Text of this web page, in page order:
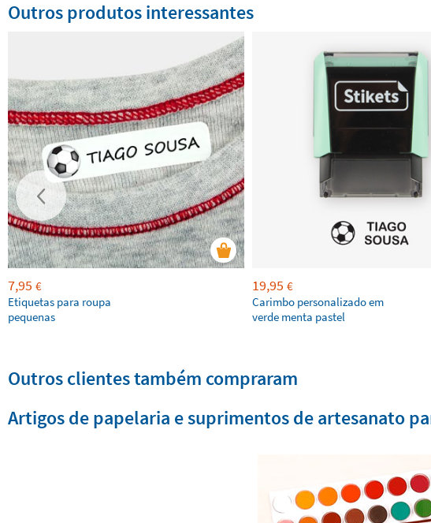
Outros produtos interessantes
7,95 €
Etiquetas para roupa
pequenas
19,95 €
Carimbo personalizado em
verde menta pastel
Outros clientes também compraram